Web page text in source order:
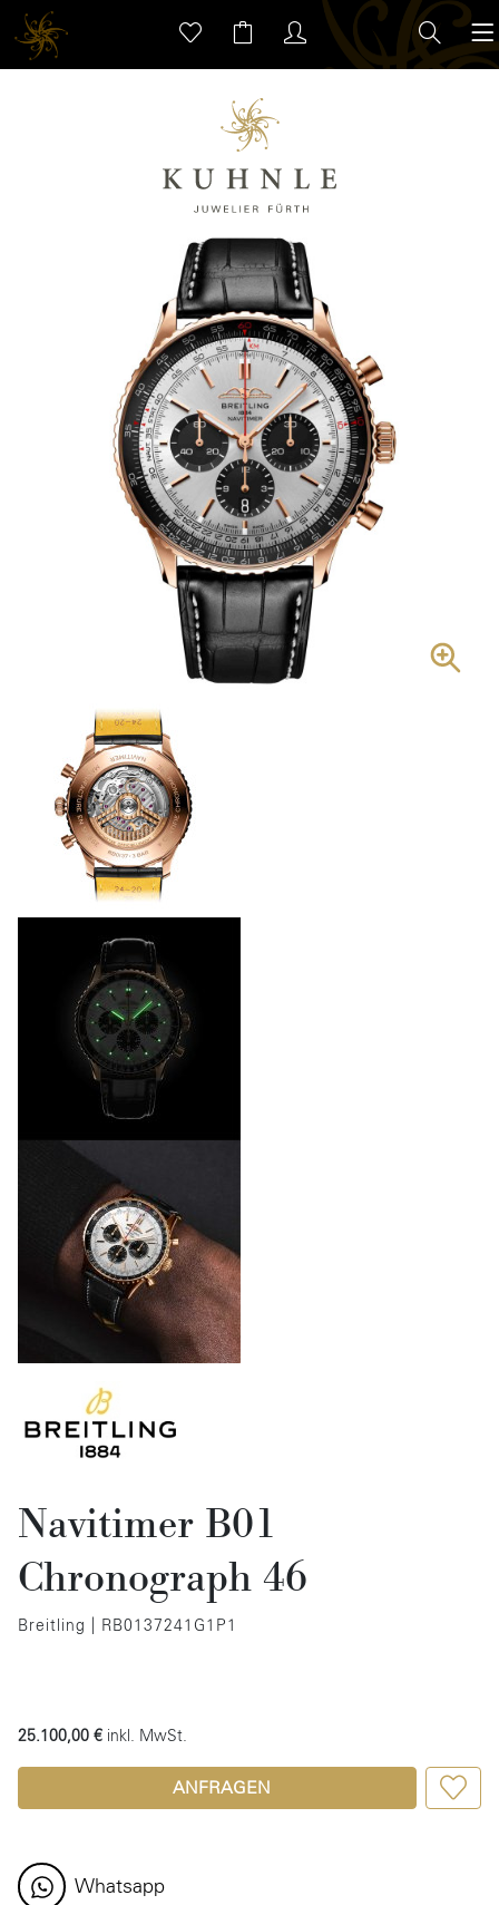
Navitimer B01
Chronograph 46
Breitling | RB0137241G1P1
25.100,00 € inkl. MwSt.
ANFRAGEN
Whatsapp